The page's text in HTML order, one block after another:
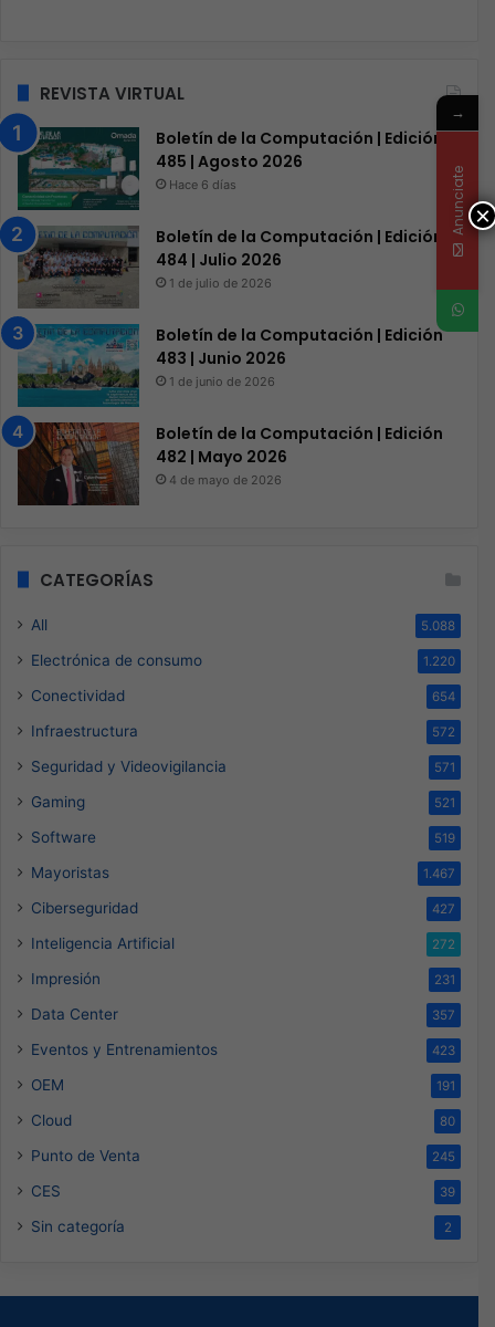
REVISTA VIRTUAL
Boletín de la Computación | Edición
485 | Agosto 2026
Hace 6 días
Boletín de la Computación | Edición
484 | Julio 2026
1 de julio de 2026
Boletín de la Computación | Edición
483 | Junio 2026
1 de junio de 2026
Boletín de la Computación | Edición
482 | Mayo 2026
4 de mayo de 2026
CATEGORÍAS
All 5.088
Electrónica de consumo 1.220
Conectividad 654
Infraestructura 572
Seguridad y Videovigilancia 571
Gaming 521
Software 519
Mayoristas 1.467
Ciberseguridad 427
Inteligencia Artificial 272
Impresión 231
Data Center 357
Eventos y Entrenamientos 423
OEM 191
Cloud 80
Punto de Venta 245
CES 39
Sin categoría 2
×
→
Anunciate